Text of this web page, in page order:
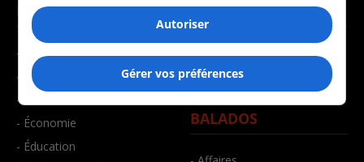
NOUVELLES
- Affaires municipales
- Communauté / Social
- Culture
- Économie
- Éducation
MUSIQUE
- Décompte franco
- Joué récemment
BALADOS
Autoriser
Gérer vos préférences